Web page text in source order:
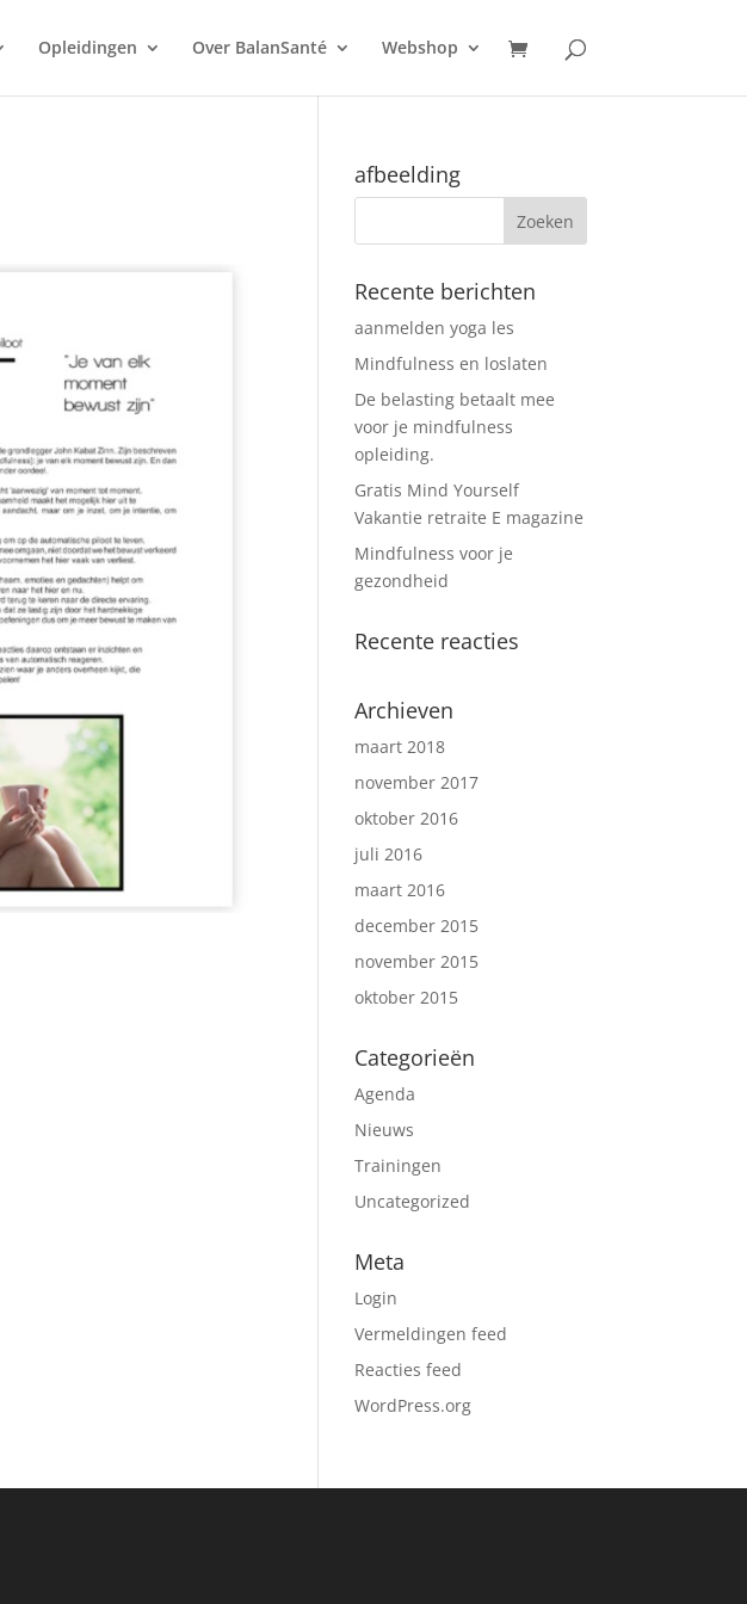
Opleidingen Over BalanSanté Webshop
afbeelding
Recente berichten
aanmelden yoga les
Mindfulness en loslaten
De belasting betaalt mee
voor je mindfulness
opleiding.
Gratis Mind Yourself
Vakantie retraite E magazine
Mindfulness voor je
gezondheid
Recente reacties
Archieven
maart 2018
november 2017
oktober 2016
juli 2016
maart 2016
december 2015
november 2015
oktober 2015
Categorieën
Agenda
Nieuws
Trainingen
Uncategorized
Meta
Login
Vermeldingen feed
Reacties feed
WordPress.org